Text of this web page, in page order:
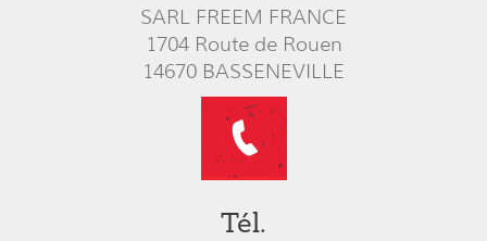
SARL FREEM FRANCE
1704 Route de Rouen
14670 BASSENEVILLE
Tél.